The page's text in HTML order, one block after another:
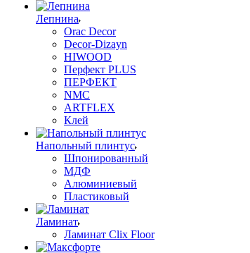
Лепнина
Orac Decor
Decor-Dizayn
HIWOOD
Перфект PLUS
ПЕРФЕКТ
NMC
ARTFLEX
Клей
Напольный плинтус
Шпонированный
МДФ
Алюминиевый
Пластиковый
Ламинат
Ламинат Clix Floor